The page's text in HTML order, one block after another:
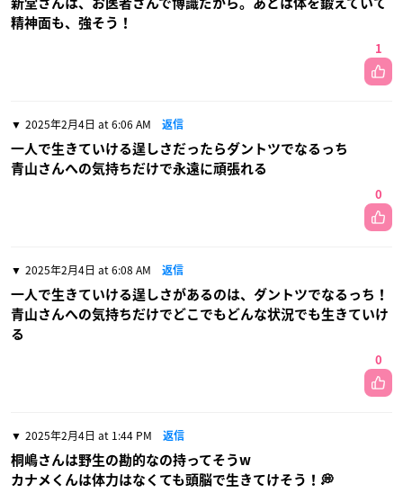
新堂さんは、お医者さんで博識だから。あとは体を鍛えていて
精神面も、強そう！
1
2025年2月4日 at 6:06 AM 返信
一人で生きていける逞しさだったらダントツでなるっち
青山さんへの気持ちだけで永遠に頑張れる
0
2025年2月4日 at 6:08 AM 返信
一人で生きていける逞しさがあるのは、ダントツでなるっち！
青山さんへの気持ちだけでどこでもどんな状況でも生きていけ
る
0
2025年2月4日 at 1:44 PM 返信
桐嶋さんは野生の勘的なの持ってそうw
カナメくんは体力はなくても頭脳で生きてけそう！💭